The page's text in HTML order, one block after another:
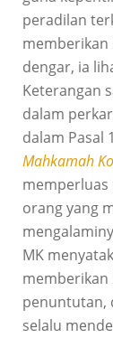
peradilan
memberikan
dengar, ia
Keterangan
dalam
dalam Pasal
Mahkamah
memperluas
orang yang
MK
memberikan
penuntutan,
selalu